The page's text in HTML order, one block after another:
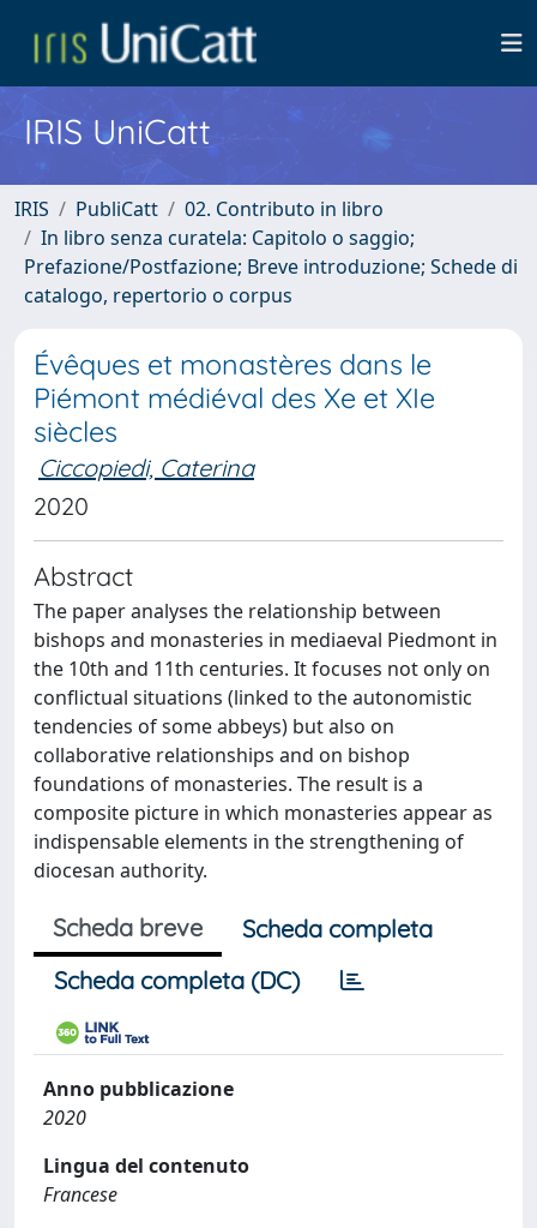
IRIS UniCatt
IRIS PubliCatt
02. Contributo in libro
In libro senza curatela: Capitolo o saggio;
Prefazione/Postfazione; Breve introduzione; Schede di
catalogo, repertorio o corpus
Évêques et monastères dans le
Piémont médiéval des Xe et XIe
siècles
Ciccopiedi, Caterina
2020
Abstract
The paper analyses the relationship between
bishops and monasteries in mediaeval Piedmont in
the 10th and 11th centuries. It focuses not only on
conflictual situations (linked to the autonomistic
tendencies of some abbeys) but also on
collaborative relationships and on bishop
foundations of monasteries. The result is a
composite picture in which monasteries appear as
indispensable elements in the strengthening of
diocesan authority.
Scheda breve
Scheda completa
Scheda completa (DC)
Anno pubblicazione
2020
Lingua del contenuto
Francese